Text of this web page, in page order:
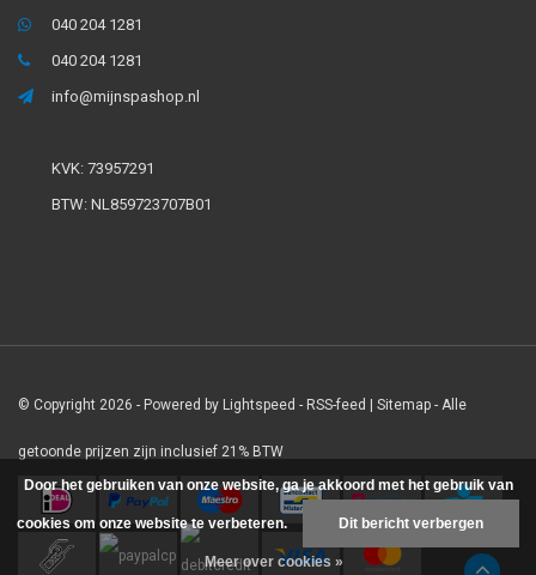
040 204 1281
040 204 1281
info@mijnspashop.nl
KVK: 73957291
BTW: NL859723707B01
© Copyright 2026 - Powered by Lightspeed - RSS-feed Sitemap - Alle
getoonde prijzen zijn inclusief 21% BTW
Door het gebruiken van onze website, ga je akkoord met het gebruik van
cookies om onze website te verbeteren. Dit bericht verbergen
Meer over cookies »